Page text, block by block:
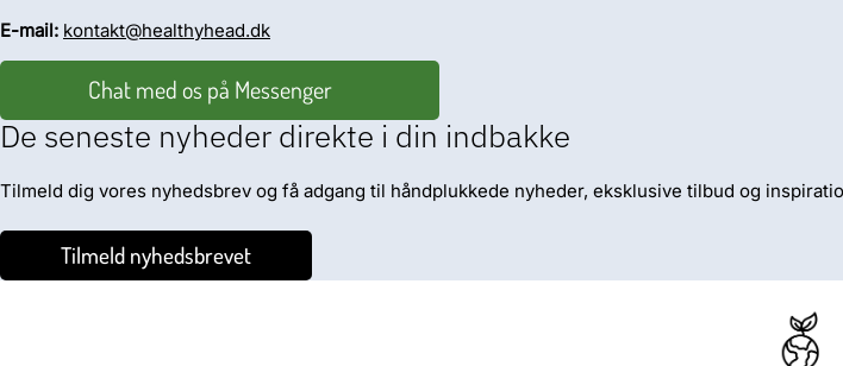
E-mail: kontakt@healthyhead.dk
Chat med os på Messenger
De seneste nyheder direkte i din indbakke
Tilmeld dig vores nyhedsbrev og få adgang til håndplukkede nyheder, eksklusive tilbud og
Tilmeld nyhedsbrevet